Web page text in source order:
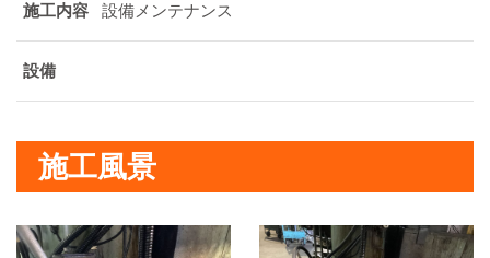
施工内容 設備メンテナンス
設備
施工風景